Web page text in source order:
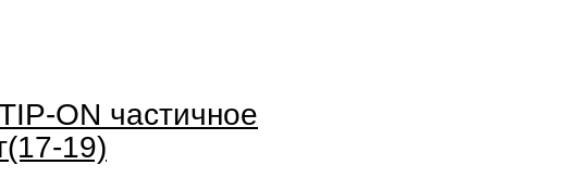
ON частичное
19)